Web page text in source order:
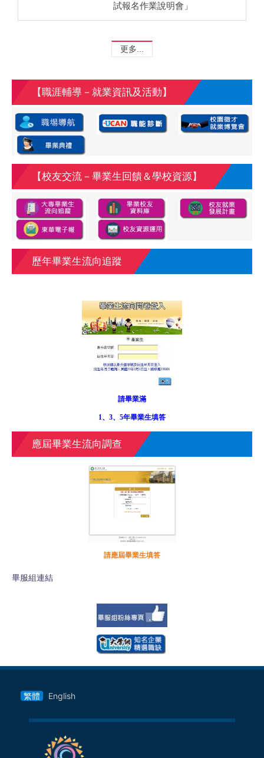
試報名作業說明會」
更多...
【職涯輔導－就業資訊及活動】
【校友交流－畢業生回饋＆學校資源】
歷年畢業生流向追蹤
請畢業滿
1、3、5年畢業生填答
應屆畢業生流向調查
請應屆畢業生填答
畢服組連結
繁體 English